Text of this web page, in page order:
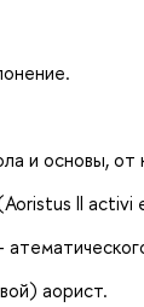
и основы,
II activi
аорист.